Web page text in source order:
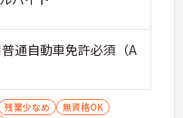
通自動車免許必須（A
残業少なめ
無資格OK